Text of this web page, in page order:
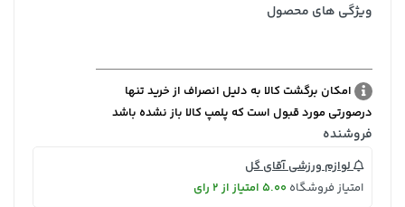
ویژگی های محصول
امکان برگشت کالا به دلیل انصراف از خرید تنها
درصورتی مورد قبول است که پلمپ کالا باز نشده باشد
فروشنده
لوازم ورزشی آقای گل
امتیاز فروشگاه 5.00 امتیاز از 2 رای